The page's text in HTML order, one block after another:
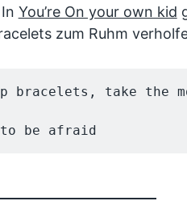
You’re On your own kid
zum Ruhm
bracelets, take the
to be afraid